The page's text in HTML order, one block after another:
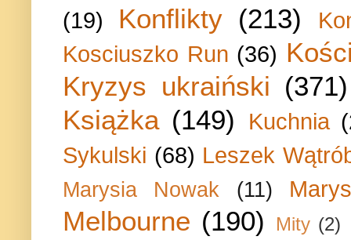
(19) Konflikty (213)
Kosciuszko Run (36)
Kryzys ukraiński (371)
Książka (149) Kuchnia
Sykulski (68) Leszek
Marysia Nowak (11)
Melbourne (190) Mity (2)